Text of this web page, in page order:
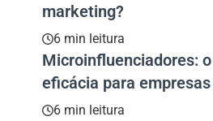
marketing?
6 min leitura
Microinfluenciadores:
eficácia para empresas
6 min leitura